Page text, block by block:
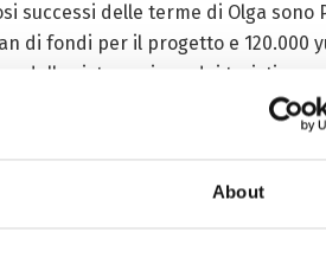
About
successi delle terme di Olga sono
di fondi per il progetto e 120.000
della sistemazione dei turisti.
Pertanto, gli abitanti del
aumenterà il reddito annuo di
asfaltata dalla contea di
del villaggio hanno ampliato i
in media i 20.000 yuan, tra